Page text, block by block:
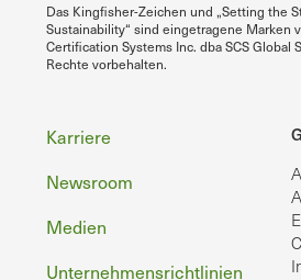
Das Kingfisher-Zeichen und „Setting the
Sustainability“ sind eingetragene Marken
Certification Systems Inc. dba SCS Global
Rechte vorbehalten.
Fußzeile
Karriere
Newsroom
Medien
Unternehmensrichtlinien